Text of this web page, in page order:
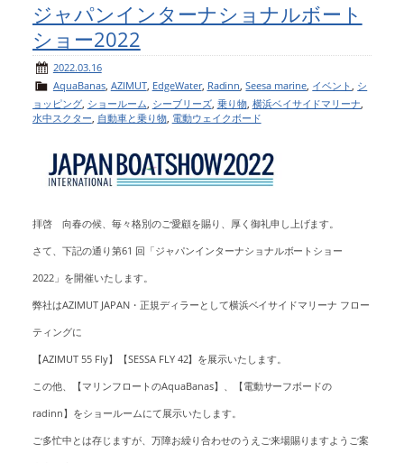
ジャパンインターナショナルボート
ショー2022
2022.03.16
AquaBanas, AZIMUT, EdgeWater, Radinn,Seesa marine, イベント, シ
ョッピング, ショールーム, シーブリーズ, 乗り物, 横浜ベイサイドマリーナ,
水中スクター, 自動車と乗り物, 電動ウェイクボード
拝啓 向春の候、毎々格別のご愛顧を賜り、厚く御礼申し上げます。
さて、下記の通り第61 回「ジャパンインターナショナルボートショー
2022」を開催いたします。
弊社はAZIMUT JAPAN・正規ディラーとして横浜ベイサイドマリーナ フロー
ティングに
【AZIMUT 55 Fly】【SESSA FLY 42】を展示いたします。
この他、【マリンフロートのAquaBanas】、【電動サーフボードの
radinn】をショールームにて展示いたします。
ご多忙中とは存じますが、万障お繰り合わせのうえご来場賜りますようご案